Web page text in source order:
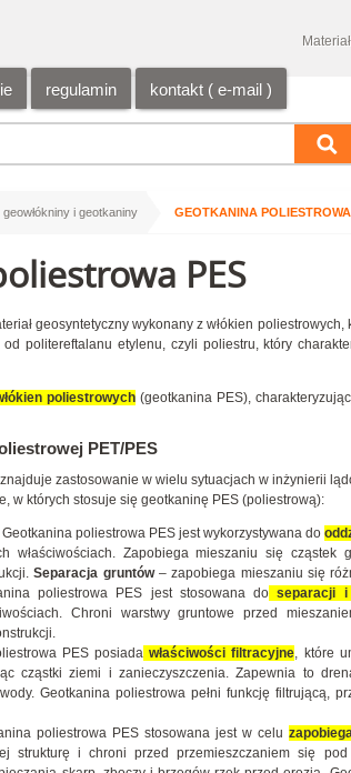
regulamin kontakt ( e-mail )
geowłókniny i geotkaniny GEOTKANINA
PES
geosyntetyczny wykonany z włókien
politereftalanu etylenu, czyli poliestru, który
poliestrowych(geotkanina PES),
PET/PES
znajduje zastosowanie w wielu sytuacjach w inżynierii
w których stosuje się geotkaninę PES (poliestrową):
Geotkanina poliestrowa PES jest wykorzystywana do
właściwościach. Zapobiega mieszaniu się cząstek
Separacja gruntów– zapobiega mieszaniu się
poliestrowa PES jest stosowana do separacji i
Chroni warstwy gruntowe przed
PES posiada właściwości filtracyjne, które
cząstki ziemi i zanieczyszczenia. Zapewnia to
Geotkanina poliestrowa pełni funkcję filtrującą,
poliestrowa PES stosowana jest w celu
strukturę i chroni przed przemieszczaniem się pod